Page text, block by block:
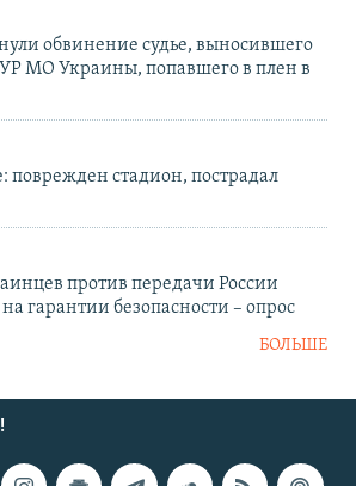
обвинение судье, выносившего
МО Украины, попавшего в плен в
поврежден стадион, пострадал
против передачи России
гарантии безопасности – опрос
БОЛЬШЕ